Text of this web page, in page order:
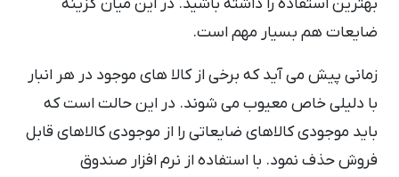
ضایعات هم بسیار مهم است.
زمانی پیش می آید که برخی از کالا های موجود در هر انبار
با دلیلی خاص معیوب می شوند. در این حالت است که
باید موجودی کالاهای ضایعاتی را از موجودی کالاهای قابل
فروش حذف نمود. با استفاده از نرم افزار صندوق